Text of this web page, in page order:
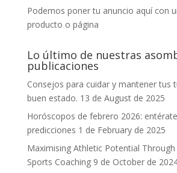
Podemos poner tu anuncio aquí con
producto o página
Lo último de nuestras
publicaciones
Consejos para cuidar y mantener tus
buen estado. 13 de August de 2025
Horóscopos de febrero 2026:
predicciones 1 de February de 2025
Maximising Athletic Potential Through
Sports Coaching 9 de October de